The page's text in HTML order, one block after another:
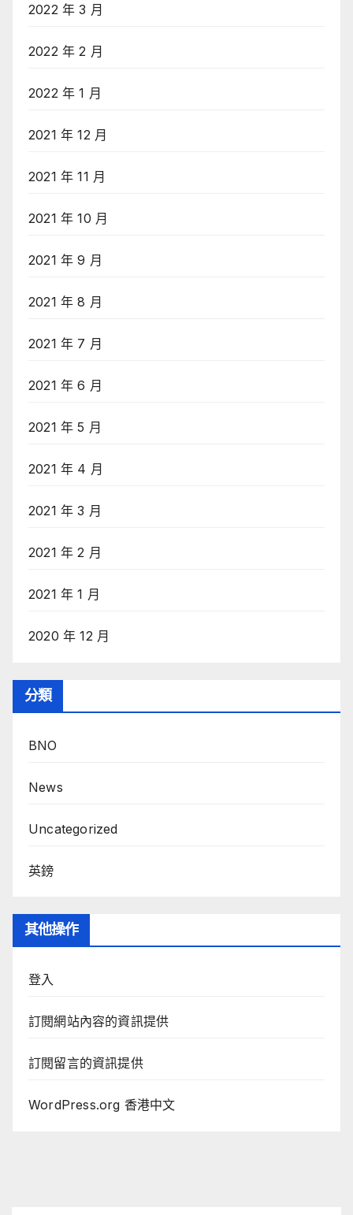
2022 年 3 月
2022 年 2 月
2022 年 1 月
2021 年 12 月
2021 年 11 月
2021 年 10 月
2021 年 9 月
2021 年 8 月
2021 年 7 月
2021 年 6 月
2021 年 5 月
2021 年 4 月
2021 年 3 月
2021 年 2 月
2021 年 1 月
2020 年 12 月
分類
BNO
News
Uncategorized
英鎊
其他操作
登入
訂閱網站內容的資訊提供
訂閱留言的資訊提供
WordPress.org 香港中文